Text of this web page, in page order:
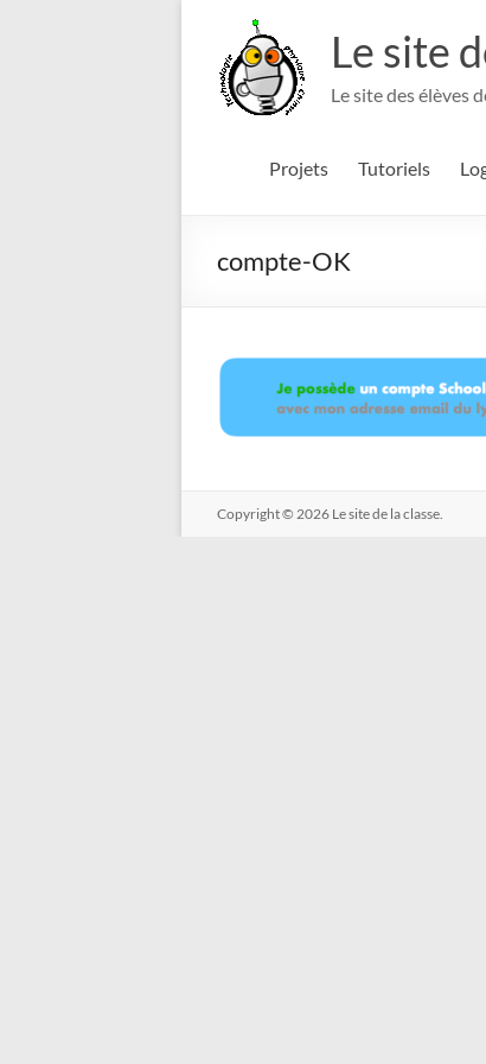
contenu
Le site
Le site des élèves
Projets Tutoriels
compte-OK
Copyright © 2026 Le site de la classe.